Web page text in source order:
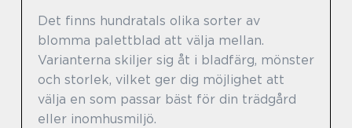
Det finns hundratals olika sorter av
blomma palettblad att välja mellan.
Varianterna skiljer sig åt i bladfärg, mönster
och storlek, vilket ger dig möjlighet att
välja en som passar bäst för din trädgård
eller inomhusmiljö.